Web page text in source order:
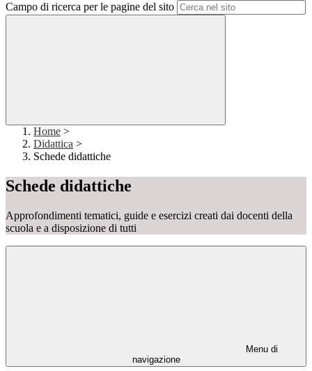
Campo di ricerca per le pagine del sito
Home >
Didattica >
Schede didattiche
Schede didattiche
Approfondimenti tematici, guide e esercizi creati dai docenti della
scuola e a disposizione di tutti
Menu di
navigazione